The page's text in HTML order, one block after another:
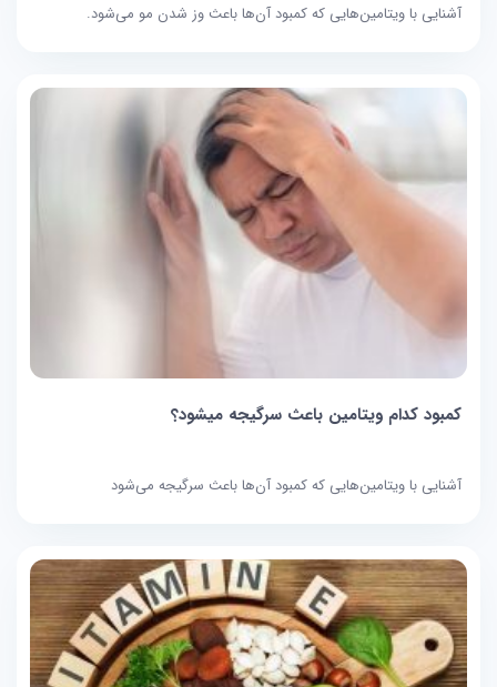
آشنایی با ویتامین‌هایی که کمبود آن‌ها باعث وز شدن مو می‌شود.
کمبود کدام ویتامین باعث سرگیجه میشود؟
آشنایی با ویتامین‌هایی که کمبود آن‌ها باعث سرگیجه می‌شود